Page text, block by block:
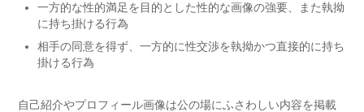
一方的な性的満足を目的とした性的な画像の強要、また執拗
に持ち掛ける行為
相手の同意を得ず、一方的に性交渉を執拗かつ直接的に持ち
掛ける行為
自己紹介やプロフィール画像は公の場にふさわしい内容を掲載